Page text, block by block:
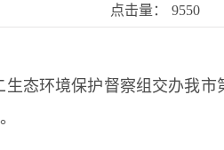
点击量： 9550
生态环境保护督察组交办我